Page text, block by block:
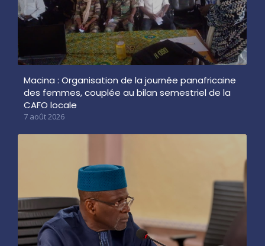
Macina : Organisation de la journée panafricaine
des femmes, couplée au bilan semestriel de la
CAFO locale
7 août 2026